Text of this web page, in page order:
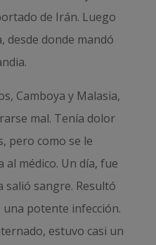
de Irán. Luego
desde donde mandó
Camboya y Malasia,
mal. Tenía dolor
pero como se le
al médico. Un día, fue
salió sangre. Resultó
potente infección.
estuvo casi un